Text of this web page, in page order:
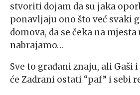
stvoriti dojam da su jaka
ponavljaju ono što već svaki
domova, da se čeka na
nabrajamo…
Sve to građani znaju, ali
će Zadrani ostati “paf” i sebi